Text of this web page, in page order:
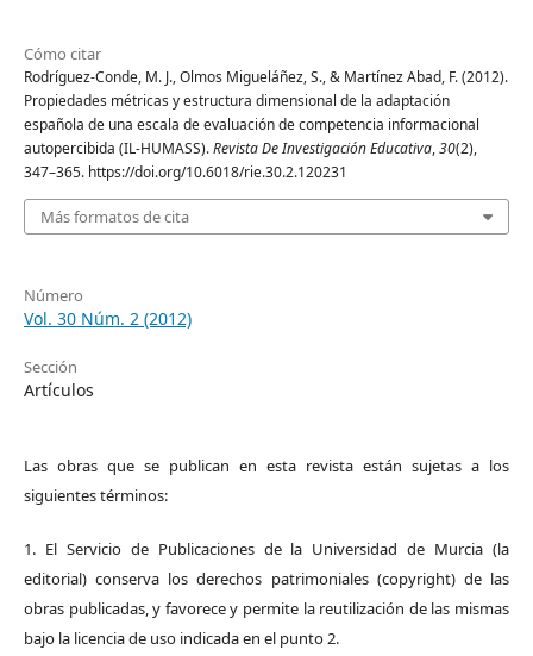
Cómo citar
Rodríguez-Conde, M. J., Olmos Migueláñez, S., & Martínez Abad, F. (2012).
Propiedades métricas y estructura dimensional de la adaptación
española de una escala de evaluación de competencia informacional
autopercibida (IL-HUMASS).Revista De Investigación Educativa,30(2),
347–365. https://doi.org/10.6018/rie.30.2.120231
Más formatos de cita
Número
Vol. 30 Núm. 2 (2012)
Sección
Artículos
Las obras que se publican en esta revista están sujetas a los
siguientes términos:
1. El Servicio de Publicaciones de la Universidad de Murcia (la
editorial) conserva los derechos patrimoniales (copyright) de las
obras publicadas, y favorece y permite la reutilización de las mismas
bajo la licencia de uso indicada en el punto 2.